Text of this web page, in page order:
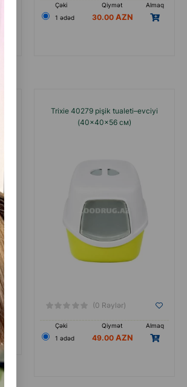
Çəki Qiymət
Almaq
1 ədəd
30.00
Trixie 40279 pişik tualeti–evciyi
(40×40×56 см)
(0 Rəylər)
Çəki Qiymət
Almaq
1 ədəd
49.00